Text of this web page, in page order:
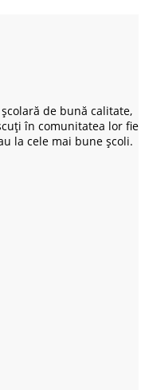
de bună calitate,
în comunitatea lor fie
la cele mai bune școli.